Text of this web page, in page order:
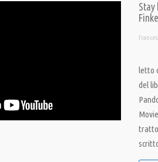
Stay
letto
del
tratto